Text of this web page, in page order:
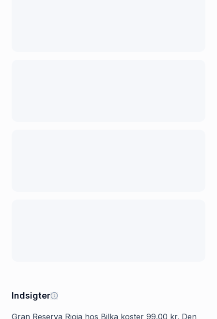
Indsigter
Gran Reserva Rioja hos Bilka koster 99.00 kr. Den